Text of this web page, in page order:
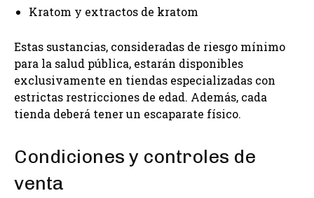
Kratom y extractos de kratom
Estas sustancias, consideradas de riesgo mínimo
para la salud pública, estarán disponibles
exclusivamente en tiendas especializadas con
estrictas restricciones de edad. Además, cada
tienda deberá tener un escaparate físico.
Condiciones y controles de
venta